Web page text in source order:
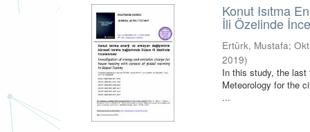
Konut Isıtma
İli Özelinde
Ertürk, Mustafa;
2019)
In this study, the last
Meteorology for the
...